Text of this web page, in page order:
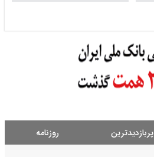
پربازدیدترین روزنامه